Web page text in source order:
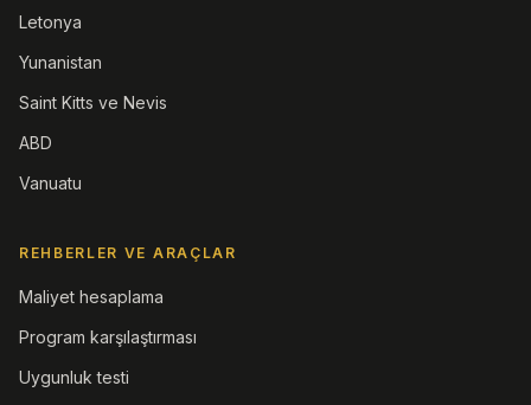
Letonya
Yunanistan
Saint Kitts ve Nevis
ABD
Vanuatu
REHBERLER VE ARAÇLAR
Maliyet hesaplama
Program karşılaştırması
Uygunluk testi